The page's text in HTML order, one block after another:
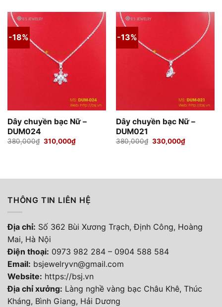
340,000₫.
-18%
Dây chuyền bạc Nữ –
DUM024
380,000₫ Giá
310,000₫Giá
hiện
-13%
Dây chuyền bạc Nữ –
DUM021
380,000₫ Giá
330,000₫Giá
hiện
THÔNG TIN LIÊN HỆ
Địa chỉ: Số 362 Bùi Xương Trạch, Định Công, Hoàng
Mai, Hà Nội
Điện thoại: 0973 982 284 – 0904 588 584
Email: bsjewelryvn@gmail.com
Website: https://bsj.vn
Địa chỉ xưởng: Làng nghề vàng bạc Châu Khê, Thúc
Kháng, Bình Giang, Hải Dương